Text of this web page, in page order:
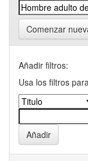
Comenzar
Añadir filtros:
Usa los filtros